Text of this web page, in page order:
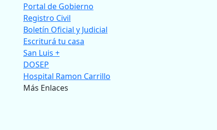
Portal de Gobierno
Registro Civil
Boletín Oficial y Judicial
Escriturá tu casa
San Luis +
DOSEP
Hospital Ramon Carrillo
Más Enlaces